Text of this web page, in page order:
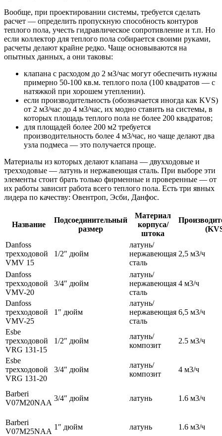
Вообще, при проектировании системы, требуется сделать
расчет — определить пропускную способность контуров
теплого пола, учесть гидравлическое сопротивление и т.п. Но
если коллектор для теплого пола собирается своими руками,
расчеты делают крайне редко. Чаще основываются на
опытных данных, а они таковы:
клапана с расходом до 2 м3/час могут обеспечить нужны
примерно 50-100 кв.м. теплого пола (100 квадратов — с
натяжкой при хорошем утеплении).
если производительность (обозначается иногда как KVS)
от 2 м3/час до 4 м3/час, их модно ставить на системы, в
которых площадь теплого пола не более 200 квадратов;
для площадей более 200 м2 требуется
производительность более 4 м3/час, но чаще делают два
узла подмеса — это получается проще.
Материалы из которых делают клапана — двухходовые и
трехходовые — латунь и нержавеющая сталь. При выборе эти
элементы стоит брать только фирменные и проверенные — от
их работы зависит работа всего теплого пола. Есть три явных
лидера по качеству: Овентроп, Эсби, Данфос.
Название
Подсоединительный
размер
Материал
корпуса/
штока
Danfoss
трехходовой
VMV 15
1/2″ дюйм
латунь/
нержавеющая
сталь
2,5 м3/ч
Danfoss
трехходовой
VMV-20
3/4″ дюйм
латунь/
нержавеющая
сталь
4 м3/ч
Danfoss
трехходовой
VMV-25
1″ дюйм
латунь/
нержавеющая
сталь
6,5 м3/ч
Esbe
трехходовой
VRG 131-15
1/2″ дюйм
латунь/
композит
2.5 м3/ч
Esbe
трехходовой
VRG 131-20
3/4″ дюйм
латунь/
композит
4 м3/ч
Barberi
V07M20NAA
3/4″ дюйм латунь 1.6 м3/ч
Barberi
V07M25NAA
1″ дюйм латунь 1.6 м3/ч